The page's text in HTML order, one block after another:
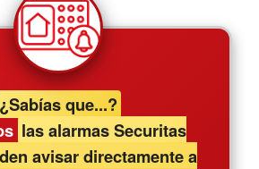
¿Sabías que...?
las alarmas Securitas
avisar directamente a